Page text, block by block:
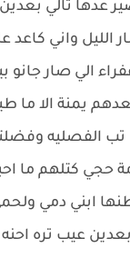
عدها تالي
الليل واني كاعد
الي صار جانو
يمنة الا
تب الفصليه
كتلهم ما
ابني دمي
عيب تره